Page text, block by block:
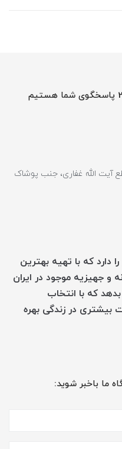
آیت الله غفاری، جنب پوشاک
دارد که با تهیه بهترین
و جهیزیه موجود در ایران
که با انتخاب
بیشتری در زندگی بهره
ما باخبر شوید: